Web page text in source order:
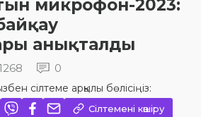
микрофон-2023:
анықталды
0
сілтеме арқылы бөлісіңіз:
Сілтемені көшіру